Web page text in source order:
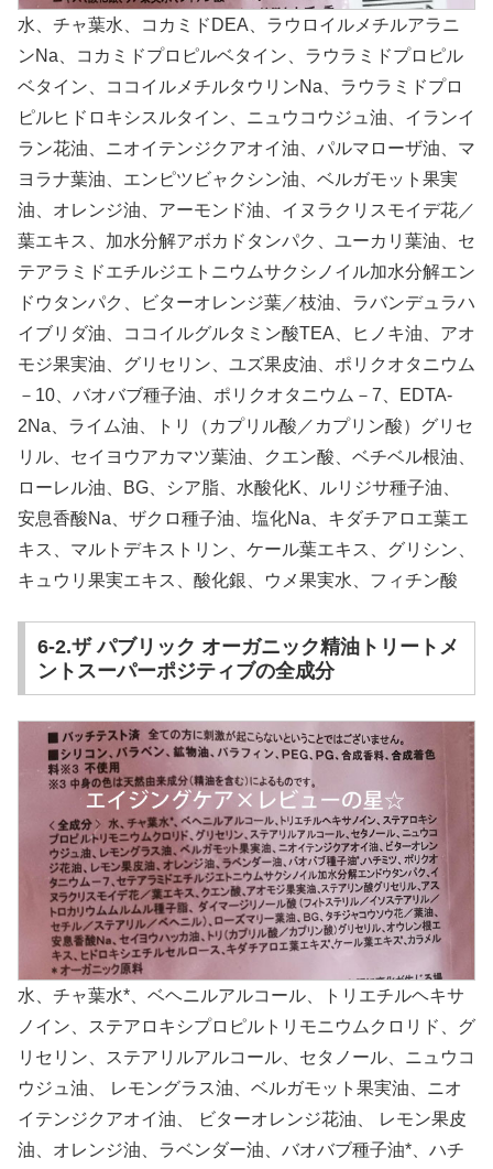
水、チャ葉水、コカミドDEA、ラウロイルメチルアラニ
ンNa、コカミドプロピルベタイン、ラウラミドプロピル
ベタイン、ココイルメチルタウリンNa、ラウラミドプロ
ピルヒドロキシスルタイン、ニュウコウジュ油、イランイ
ラン花油、ニオイテンジクアオイ油、パルマローザ油、マ
ヨラナ葉油、エンピツビャクシン油、ベルガモット果実
油、オレンジ油、アーモンド油、イヌラクリスモイデ花／
葉エキス、加水分解アボカドタンパク、ユーカリ葉油、セ
テアラミドエチルジエトニウムサクシノイル加水分解エン
ドウタンパク、ビターオレンジ葉／枝油、ラバンデュラハ
イブリダ油、ココイルグルタミン酸TEA、ヒノキ油、アオ
モジ果実油、グリセリン、ユズ果皮油、ポリクオタニウム
－10、バオバブ種子油、ポリクオタニウム－7、EDTA-
2Na、ライム油、トリ（カプリル酸／カプリン酸）グリセ
リル、セイヨウアカマツ葉油、クエン酸、ベチベル根油、
ローレル油、BG、シア脂、水酸化K、ルリジサ種子油、
安息香酸Na、ザクロ種子油、塩化Na、キダチアロエ葉エ
キス、マルトデキストリン、ケール葉エキス、グリシン、
キュウリ果実エキス、酸化銀、ウメ果実水、フィチン酸
6-2.ザ パブリック オーガニック精油トリートメ
ントスーパーポジティブの全成分
水、チャ葉水*、ベヘニルアルコール、トリエチルヘキサ
ノイン、ステアロキシプロピルトリモニウムクロリド、グ
リセリン、ステアリルアルコール、セタノール、ニュウコ
ウジュ油、 レモングラス油、ベルガモット果実油、ニオ
イテンジクアオイ油、 ビターオレンジ花油、 レモン果皮
油、オレンジ油、ラベンダー油、バオバブ種子油*、ハチ